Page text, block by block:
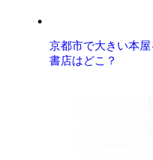
京都市で大きい本
書店はどこ？